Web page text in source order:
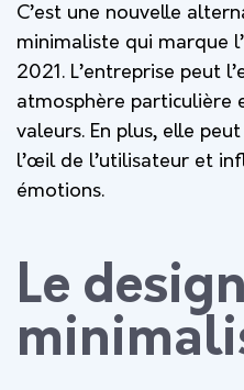
C’est une nouvelle
minimaliste qui marque
2021. L’entreprise peut
atmosphère particulière
valeurs. En plus, elle
l’œil de l’utilisateur et
émotions.
Le design